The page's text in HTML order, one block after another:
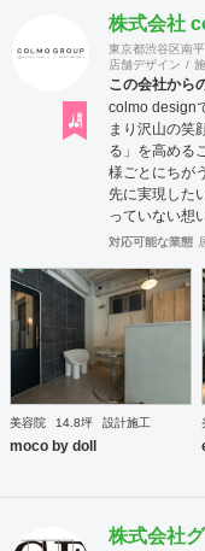
工店ではで
候群・化学
る、化学物
う工事など
ます。 経
【1級】、
す。 作業
スピード感
ンターとの
その他のご
す。 【特
【受賞歴】
事物件 受賞
ォト」
リノベーシ
焼き菓子店
０軒 ベー
株式会社
東京都渋谷区南
店舗デザイン
この会社から
colmo design
まり沢山の笑
る」を高める
様ごとにちが
先に実現した
っていない想
上。 グループ
提案をいたし
客ターゲット
美容業界専
のための販促
まずはご相談
くださいませ
対応可能な業態
美容院 14.8坪 設計施工
moco by doll
株式会社